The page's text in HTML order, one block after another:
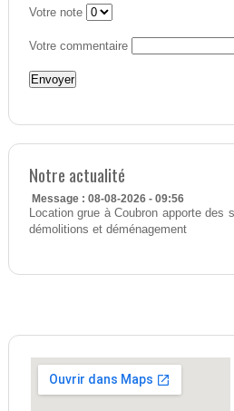
Votre note
Votre commentaire
Notre actualité
Message : 08-08-2026 - 09:56
Location grue à Coubron apporte des
démolitions et déménagement